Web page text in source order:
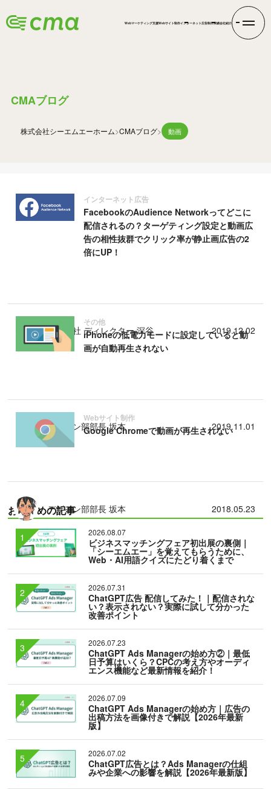
Webマーケティング支援Webサイト制作インターネット広告制作実績会社紹介
CMAブログ
株式会社シーエムエーホーム CMAブログ 動画
インターネット広告
FacebookのAudience Networkってどこに
配信されるの？ターゲティング設定と動画広
告の相性抜群でクリック率が静止画広告の2
倍にUP！
浜松本社 ディレクター 深谷 2019.12.02
その他
iPhoneの低電力モードに設定していると動
画が自動再生されない
デザイン部部長 坂本 2019.11.01
Webサイト制作
Google Chromeで動画が再生されない
デザイン部部長 坂本 2018.05.23
おすすめの記事
2026.08.07
ビジネスマッチングフェア初出展の裏側｜
「シーエムエー」を覚えてもらうために、
Web・AI用語クイズにたどり着くまで
2026.07.31
ChatGPT広告 配信してみた！｜配信されな
い？表示されない？実際に試して分かった
改善ポイント
2026.07.23
ChatGPT Ads Managerの始め方②｜最低
日予算はいくら？CPCの考え方やオーディ
エンス機能など最新情報を紹介！
2026.07.09
ChatGPT Ads Managerの始め方｜広告の
出稿方法を画像付きで解説【2026年最新
版】
2026.07.02
ChatGPT広告とは？Ads Managerの仕組
みや企業への影響を解説【2026年最新版】